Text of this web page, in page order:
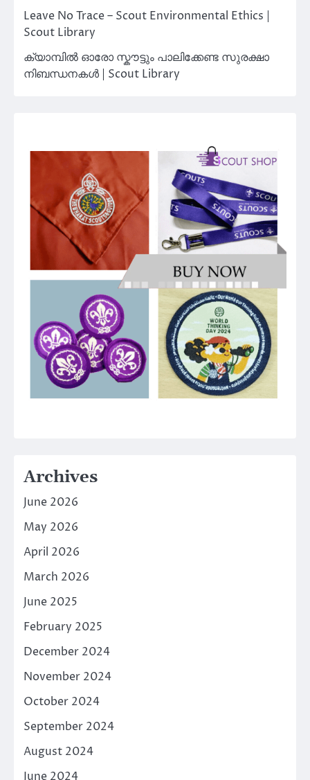
Leave No Trace – Scout Environmental Ethics |
Scout Library
ക്യാമ്പിൽ ഓരോ സ്കൗട്ടും പാലിക്കേണ്ട സുരക്ഷാ
നിബന്ധനകൾ | Scout Library
Archives
June 2026
May 2026
April 2026
March 2026
June 2025
February 2025
December 2024
November 2024
October 2024
September 2024
August 2024
June 2024